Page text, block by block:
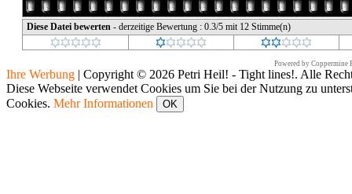
Diese Datei bewerten - derzeitige Bewertung : 0.3/5 mit 12 Stimme(n)
Powered by Coppermine
Ihre Werbung | Copyright © 2026 Petri Heil! - Tight lines!. Alle
Diese Webseite verwendet Cookies um Sie bei der Nutzung zu
Cookies. Mehr Informationen OK